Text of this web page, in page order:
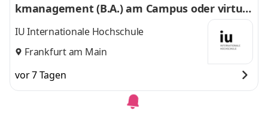
kmanagement (B.A.) am Campus oder virtuel
l
IU Internationale Hochschule
Frankfurt am Main
vor 7 Tagen